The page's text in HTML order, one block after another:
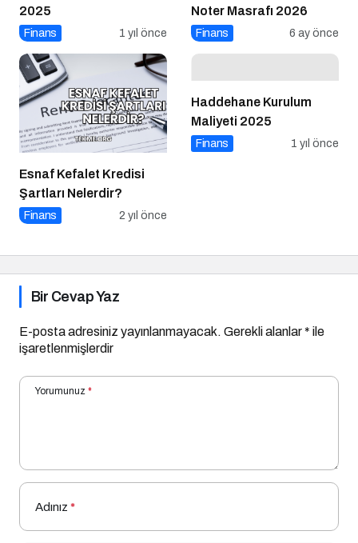
2025
Finans 1 yıl önce
Noter Masrafı 2026
Finans 6 ay önce
Esnaf Kefalet Kredisi
Şartları Nelerdir?
Finans 2 yıl önce
Haddehane Kurulum
Maliyeti 2025
Finans 1 yıl önce
Bir Cevap Yaz
E-posta adresiniz yayınlanmayacak. Gerekli alanlar* ile
işaretlenmişlerdir
Yorumunuz *
Adınız *